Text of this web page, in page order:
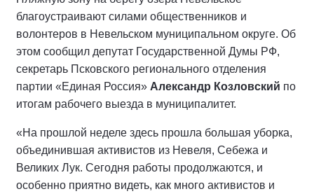
благоустраивают силами общественников и
волонтеров в Невельском муниципальном округе. Об
этом сообщил депутат Государственной Думы РФ,
секретарь Псковского регионального отделения
партии «Единая Россия» Александр Козловский по
итогам рабочего выезда в муниципалитет.
«На прошлой неделе здесь прошла большая уборка,
объединившая активистов из Невеля, Себежа и
Великих Лук. Сегодня работы продолжаются, и
особенно приятно видеть, как много активистов и